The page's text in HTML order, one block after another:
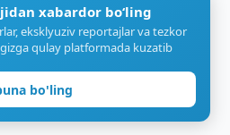
xabardor bo‘ling
eksklyuziv reportajlar va tezkor
qulay platformada kuzatib
bo'ling